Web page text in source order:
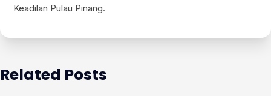
Keadilan Pulau Pinang.
Related Posts